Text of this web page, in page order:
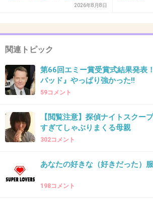
2014/09/26(金) 23:44:50
スカイラーの妹のマリーは好き
い。。。
でもスカイラーとマリーの平凡
ずらい、っていうリアルな感じ
ね。実際に夫のことをとても理
我儘も言わないような女の人っ
思いますし。
2026年8月8日
関連トピック
第66回エミー賞受賞式結果発表
バッド』やっぱり強かった!!
59コメント
【閲覧注意】探偵ナイトスクー
すぎてしゃぶりまくる母親
302コメント
あなたの好きな（好きだった）
198コメント